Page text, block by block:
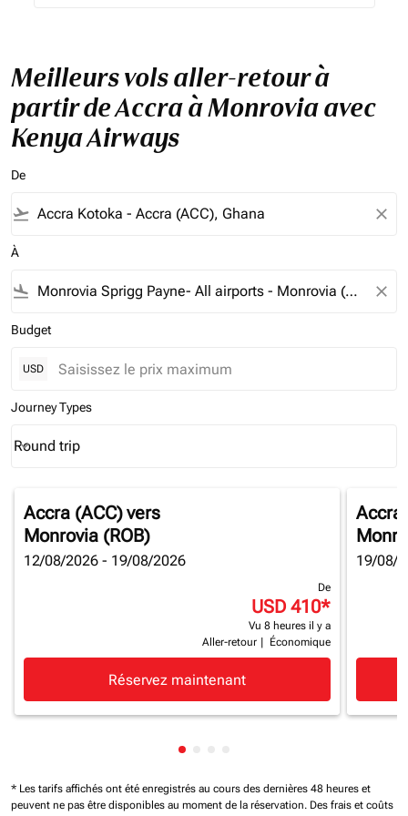
Meilleurs vols aller-retour à
partir de Accra à Monrovia avec
Kenya Airways
De
flight_takeoff close
À
flight_land close
Budget
USD
Journey Types
Journey Types option Round trip Selected
Round trip
keyboard_arrow_down
Accra (ACC)vers
Monrovia (ROB)
12/08/2026 - 19/08/2026
De
USD 410*
Vu 8 heures il y a
Aller-retour
Économique
Réservez maintenant
Accra
19/08/
Affichage de cmp-pagination-
* Les tarifs affichés ont été enregistrés au cours des dernières 48 heures et
peuvent ne pas être disponibles au moment de la réservation. Des frais et coûts